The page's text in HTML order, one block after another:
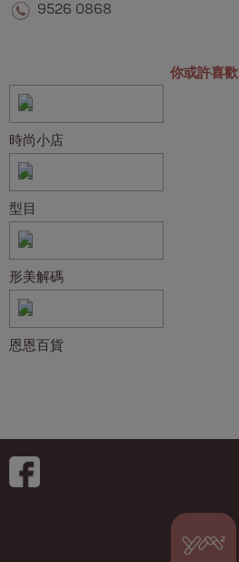
9526 0868
你或許喜歡
時尚小店
型目
形美解碼
恩恩百貨